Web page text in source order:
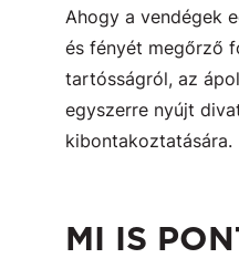
Ahogy a vendégek
és fényét megőrző
tartósságról, az
egyszerre nyújt
kibontakoztatására.
MI IS